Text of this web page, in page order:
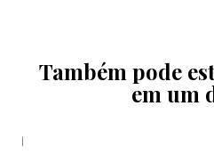
Também pode
em um